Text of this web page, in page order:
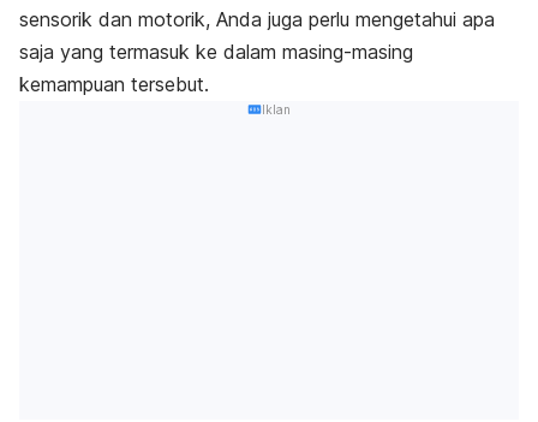
sensorik dan motorik, Anda juga perlu mengetahui apa
saja yang termasuk ke dalam masing-masing
kemampuan tersebut.
Iklan